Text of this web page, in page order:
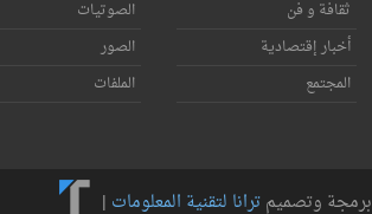
ثقافة و فن
أخبار إقتصادية
المجتمع
الصوتيات
الصور
الملفات
برمجة وتصميمترانا لتقنية المعلومات |